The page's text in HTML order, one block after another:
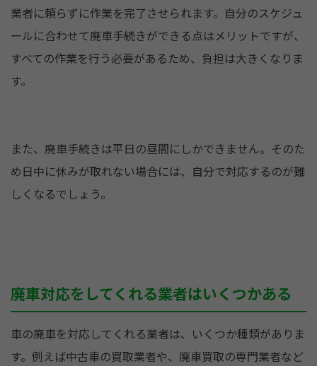
業者に頼らずに作業を完了させられます。自分のスケジュ
ールに合わせて廃車手続きができる点はメリットですが、
すべての作業を行う必要があるため、負担は大きくなりま
す。
また、廃車手続きは平日の昼間にしかできません。そのた
め日中に休みが取れない場合には、自分で対応するのが難
しくなるでしょう。
廃車対応をしてくれる業者はいくつかある
車の廃車を対応してくれる業者は、いくつか種類がありま
す。例えば中古車の買取業者や、廃車買取の専門業者など